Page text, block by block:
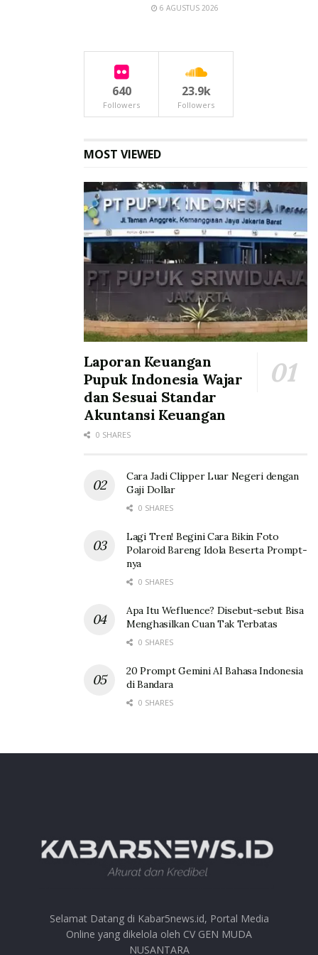
Produk yang diciptakan melalui workshop juga bagian
dari sumber daya dan tradisi daerah, sehingga akan
memberikan pembelajaran bagi peserta untuk ikut
melestarikan warisan budaya tersebut di era modern.
melalui program-program CSR. Suadesa Festival
menjadi salah satu wujud perhatian PGN dalam rangka
memajukan ekonomi desa dengan menggali potensi-
potensi lokal. Desa Karangrejo memiliki banyak potensi
besar dalam sektor UMKM, pariwisata dan ekonomi
kreatif. Semoga, Suadesa Festival memberikan manfaat
bagi Desa Karangrejo untuk terus berkembang dan
dapat menjadi festival desa tahunan yang selalu
dinantikan di tahun-tahun mendatang,” tutup Fajriyah.
Produk UMKM
PT Perusahaan Gas Negara Tbk (PGN)
Suadesa Festival
6 AGUSTUS 2026
640
Followers
23.9k
Followers
MOST VIEWED
Laporan Keuangan
Pupuk Indonesia Wajar
dan Sesuai Standar
Akuntansi Keuangan
0 SHARES
Cara Jadi Clipper Luar Negeri dengan
Gaji Dollar
0 SHARES
Lagi Tren! Begini Cara Bikin Foto
Polaroid Bareng Idola Beserta Prompt-
nya
0 SHARES
Apa Itu Wefluence? Disebut-sebut Bisa
Menghasilkan Cuan Tak Terbatas
0 SHARES
20 Prompt Gemini AI Bahasa Indonesia
di Bandara
0 SHARES
Selamat Datang di Kabar5news.id, Portal Media
Online yang dikelola oleh CV GEN MUDA
NUSANTARA